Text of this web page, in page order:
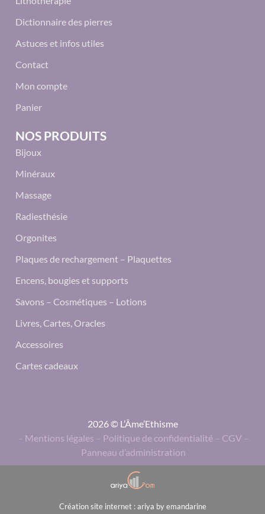
Dictionnaire des pierres
Astuces et infos utiles
Contact
Mon compte
Panier
NOS PRODUITS
Bijoux
Minéraux
Massage
Radiesthésie
Orgonites
Plaques de rechargement – Plaquettes
Encens, bougies et supports
Savons – Cosmétiques – Lotions
Livres, Cartes, Oracles
Accessoires
Cartes cadeaux
2026 © L’Âme’Ethisme
– Mentions légales – Politique de confidentialité – CGV –
Panneau d’administration
Création site internet : ariya by emandarine